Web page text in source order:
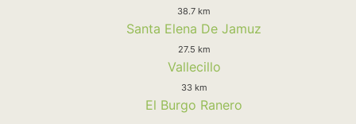
38.7 km
Santa Elena De Jamuz
27.5 km
Vallecillo
33 km
El Burgo Ranero